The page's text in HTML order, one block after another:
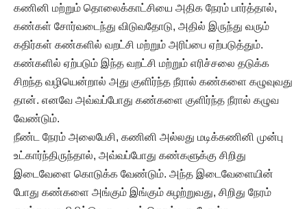
கணினி மற்றும் தொலைக்காட்சியை அதிக நேரம் பார்த்தால்,
கண்கள் சோர்வடைந்து விடுவதோடு, அதில் இருந்து வரும்
கதிர்கள் கண்களில் வறட்சி மற்றும் அரிப்பை ஏற்படுத்தும்.
கண்களில் ஏற்படும் இந்த வறட்சி மற்றும் எரிச்சலை தடுக்க
சிறந்த வழியென்றால் அது குளிர்ந்த நீரால் கண்களை கழுவுவது
தான். எனவே அவ்வப்போது கண்களை குளிர்ந்த நீரால் கழுவ
வேண்டும்.
நீண்ட நேரம் அலைபேசி, கணினி அல்லது மடிக்கணினி முன்பு
உட்கார்ந்திருந்தால், அவ்வப்போது கண்களுக்கு சிறிது
இடைவேளை கொடுக்க வேண்டும். அந்த இடைவேளையின்
போது கண்களை அங்கும் இங்கும் சுழற்றுவது, சிறிது நேரம்